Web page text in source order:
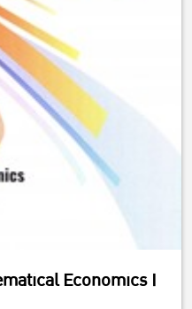
Economics I